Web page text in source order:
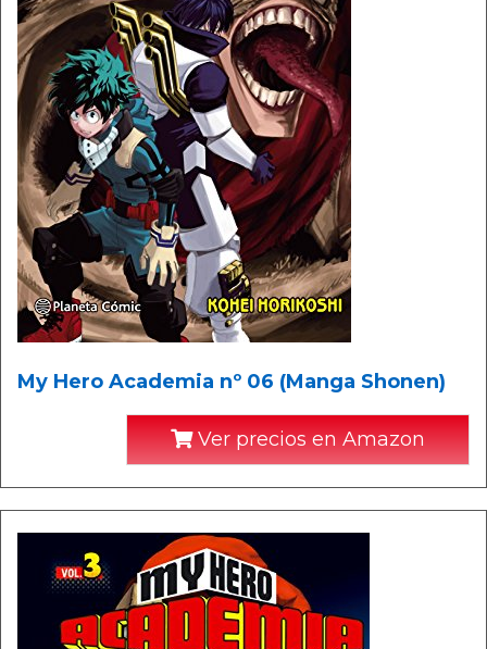
My Hero Academia nº 06 (Manga Shonen)
Ver precios en Amazon